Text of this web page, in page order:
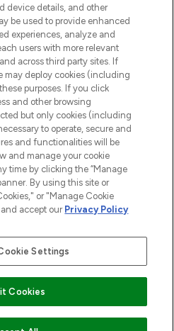
Einwilligung
Share My Personal
device details, and other
be used to provide enhanced
experiences, analyze and
users with more relevant
across third party sites. If
may deploy cookies (including
purposes. If you click
and other browsing
but only cookies (including
to operate, secure and
and functionalities will be
and manage your cookie
time by clicking the “Manage
By using this site or
or "Manage Cookie
accept our Privacy Policy
Settings
Cookies